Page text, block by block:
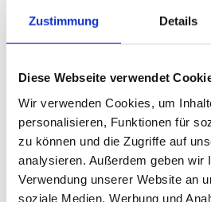
Zustimmung Details
Diese Webseite verwendet
Wir verwenden Cookies, um
personalisieren, Funktionen für
zu können und die Zugriffe auf
analysieren. Außerdem geben wir
Verwendung unserer Website an
soziale Medien, Werbung und
an technischen und
Ausbildungen nicht möglich, alle
jeweiligen Gewerbewortlaut
anzuführen. Der
individuellen Ausbildung zu
unterschiedlich ausgestaltet
Wichtig ist auch noch, dass die hier
automatisch vom Firmen A-Z der
werden. Für die offengelegten
daher selbst verantwortlich.